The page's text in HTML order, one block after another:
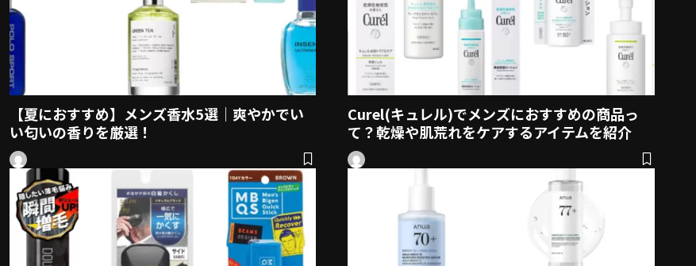
【夏におすすめ】メンズ香水5選｜爽やかでい
い匂いの香りを厳選！
Curel(キュレル)でメンズにおすすめの商品っ
て？乾燥や肌荒れをケアするアイテムを紹介